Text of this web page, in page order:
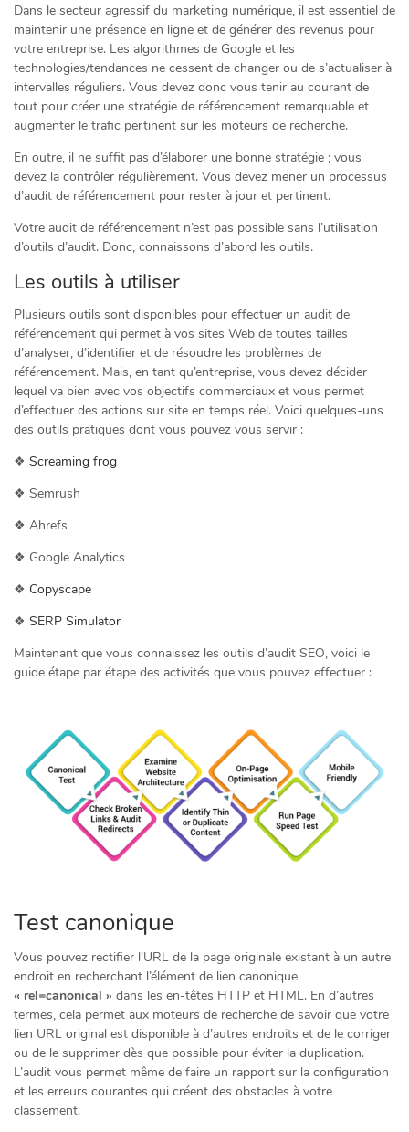
Dans le secteur agressif du marketing numérique, il est essentiel de
maintenir une présence en ligne et de générer des revenus pour
votre entreprise. Les algorithmes de Google et les
technologies/tendances ne cessent de changer ou de s’actualiser à
intervalles réguliers. Vous devez donc vous tenir au courant de
tout pour créer une stratégie de référencement remarquable et
augmenter le trafic pertinent sur les moteurs de recherche.
En outre, il ne suffit pas d’élaborer une bonne stratégie ; vous
devez la contrôler régulièrement. Vous devez mener un processus
d’audit de référencement pour rester à jour et pertinent.
Votre audit de référencement n’est pas possible sans l’utilisation
d’outils d’audit. Donc, connaissons d’abord les outils.
Les outils à utiliser
Plusieurs outils sont disponibles pour effectuer un audit de
référencement qui permet à vos sites Web de toutes tailles
d’analyser, d’identifier et de résoudre les problèmes de
référencement. Mais, en tant qu’entreprise, vous devez décider
lequel va bien avec vos objectifs commerciaux et vous permet
d’effectuer des actions sur site en temps réel. Voici quelques-uns
des outils pratiques dont vous pouvez vous servir :
❖ Screaming frog
❖ Semrush
❖ Ahrefs
❖ Google Analytics
❖ Copyscape
❖ SERP Simulator
Maintenant que vous connaissez les outils d’audit SEO, voici le
guide étape par étape des activités que vous pouvez effectuer :
Test canonique
Vous pouvez rectifier l’URL de la page originale existant à un autre
endroit en recherchant l’élément de lien canonique
« rel=canonical » dans les en-têtes HTTP et HTML. En d’autres
termes, cela permet aux moteurs de recherche de savoir que votre
lien URL original est disponible à d’autres endroits et de le corriger
ou de le supprimer dès que possible pour éviter la duplication.
L’audit vous permet même de faire un rapport sur la configuration
et les erreurs courantes qui créent des obstacles à votre
classement.